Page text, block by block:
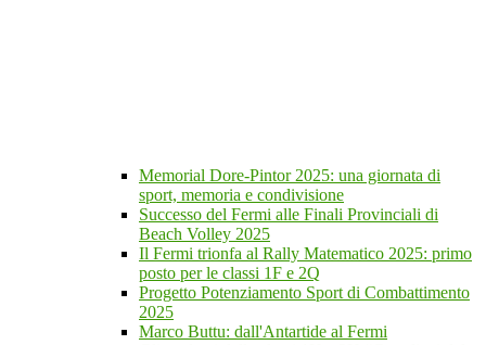
Memorial Dore-Pintor 2025: una giornata di
sport, memoria e condivisione
Successo del Fermi alle Finali Provinciali di
Beach Volley 2025
Il Fermi trionfa al Rally Matematico 2025: primo
posto per le classi 1F e 2Q
Progetto Potenziamento Sport di Combattimento
2025
Marco Buttu: dall'Antartide al Fermi